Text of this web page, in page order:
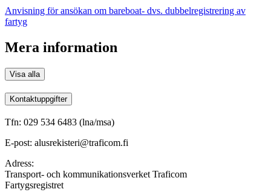
Anvisning för ansökan om bareboat- dvs. dubbelregistrering av
fartyg
Mera information
Visa alla
Kontaktuppgifter
Tfn: 029 534 6483 (lna/msa)
E-post: alusrekisteri@traficom.fi
Adress:
Transport- och kommunikationsverket Traficom
Fartygsregistret